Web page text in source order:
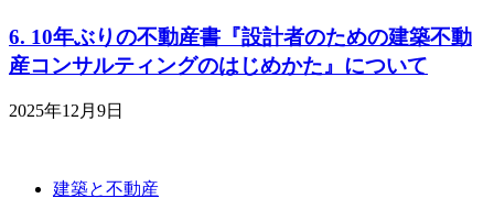
6. 10年ぶりの不動産書『設計者のための建築不動
産コンサルティングのはじめかた』について
2025年12月9日
建築と不動産